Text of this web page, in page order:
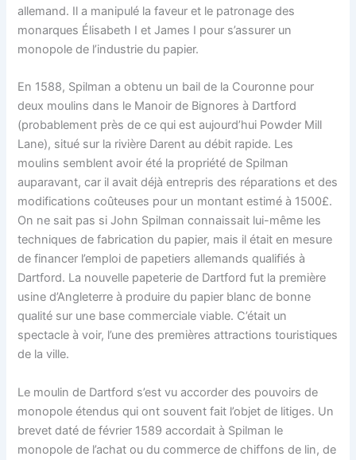
allemand. Il a manipulé la faveur et le patronage des
monarques Élisabeth I et James I pour s’assurer un
monopole de l’industrie du papier.
En 1588, Spilman a obtenu un bail de la Couronne pour
deux moulins dans le Manoir de Bignores à Dartford
(probablement près de ce qui est aujourd’hui Powder Mill
Lane), situé sur la rivière Darent au débit rapide. Les
moulins semblent avoir été la propriété de Spilman
auparavant, car il avait déjà entrepris des réparations et des
modifications coûteuses pour un montant estimé à 1500£.
On ne sait pas si John Spilman connaissait lui-même les
techniques de fabrication du papier, mais il était en mesure
de financer l’emploi de papetiers allemands qualifiés à
Dartford. La nouvelle papeterie de Dartford fut la première
usine d’Angleterre à produire du papier blanc de bonne
qualité sur une base commerciale viable. C’était un
spectacle à voir, l’une des premières attractions touristiques
de la ville.
Le moulin de Dartford s’est vu accorder des pouvoirs de
monopole étendus qui ont souvent fait l’objet de litiges. Un
brevet daté de février 1589 accordait à Spilman le
monopole de l’achat ou du commerce de chiffons de lin, de